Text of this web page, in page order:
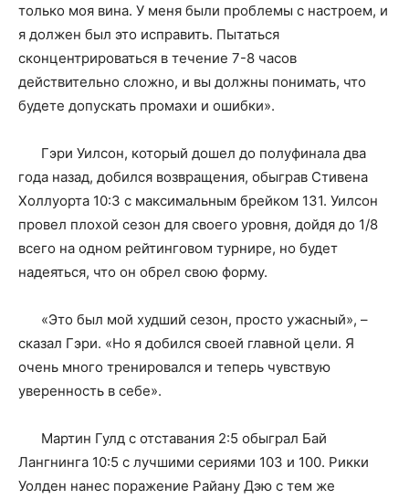
только моя вина. У меня были проблемы с настроем, и
я должен был это исправить. Пытаться
сконцентрироваться в течение 7-8 часов
действительно сложно, и вы должны понимать, что
будете допускать промахи и ошибки».
Гэри Уилсон, который дошел до полуфинала два
года назад, добился возвращения, обыграв Стивена
Холлуорта 10:3 с максимальным брейком 131. Уилсон
провел плохой сезон для своего уровня, дойдя до 1/8
всего на одном рейтинговом турнире, но будет
надеяться, что он обрел свою форму.
«Это был мой худший сезон, просто ужасный», –
сказал Гэри. «Но я добился своей главной цели. Я
очень много тренировался и теперь чувствую
уверенность в себе».
Мартин Гулд с отставания 2:5 обыграл Бай
Лангнинга 10:5 с лучшими сериями 103 и 100. Рикки
Уолден нанес поражение Райану Дэю с тем же